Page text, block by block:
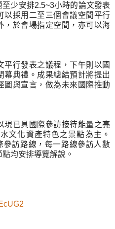
至少安排2.5~3小時的論文發表
以採用二至三個會議空間平行
，於會場指定空間，亦可以海
行發表之議程，下午則以國
幕典禮。成果總結預計將提出
圖與宣言，做為未來國際推動
現已具國際參訪接待能量之亮
文化資產特色之景點為主。
參訪路線，每一路線參訪人數
均安排導覽解說。